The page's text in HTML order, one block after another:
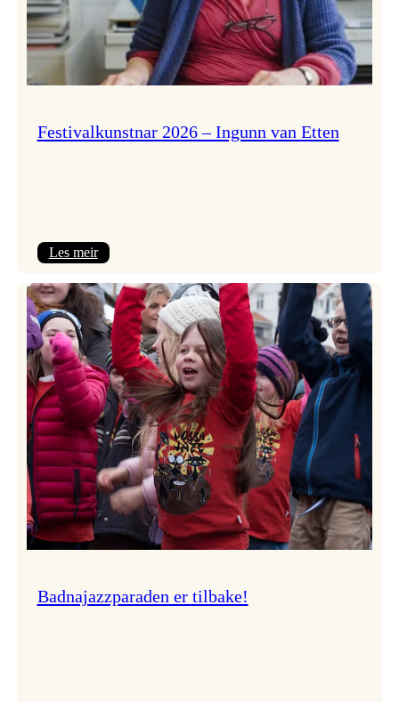
Festivalkunstnar 2026 – Ingunn van Etten
Les meir:
2026
–
Ingunn van Etten
Badnajazzparaden er tilbake!